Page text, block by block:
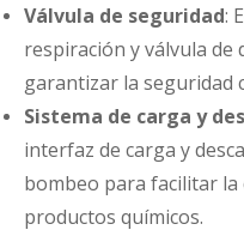
Válvula de seguridad:
respiración y válvula de
garantizar la seguridad
Sistema de carga y
interfaz de carga y
bombeo para facilitar la
productos químicos.